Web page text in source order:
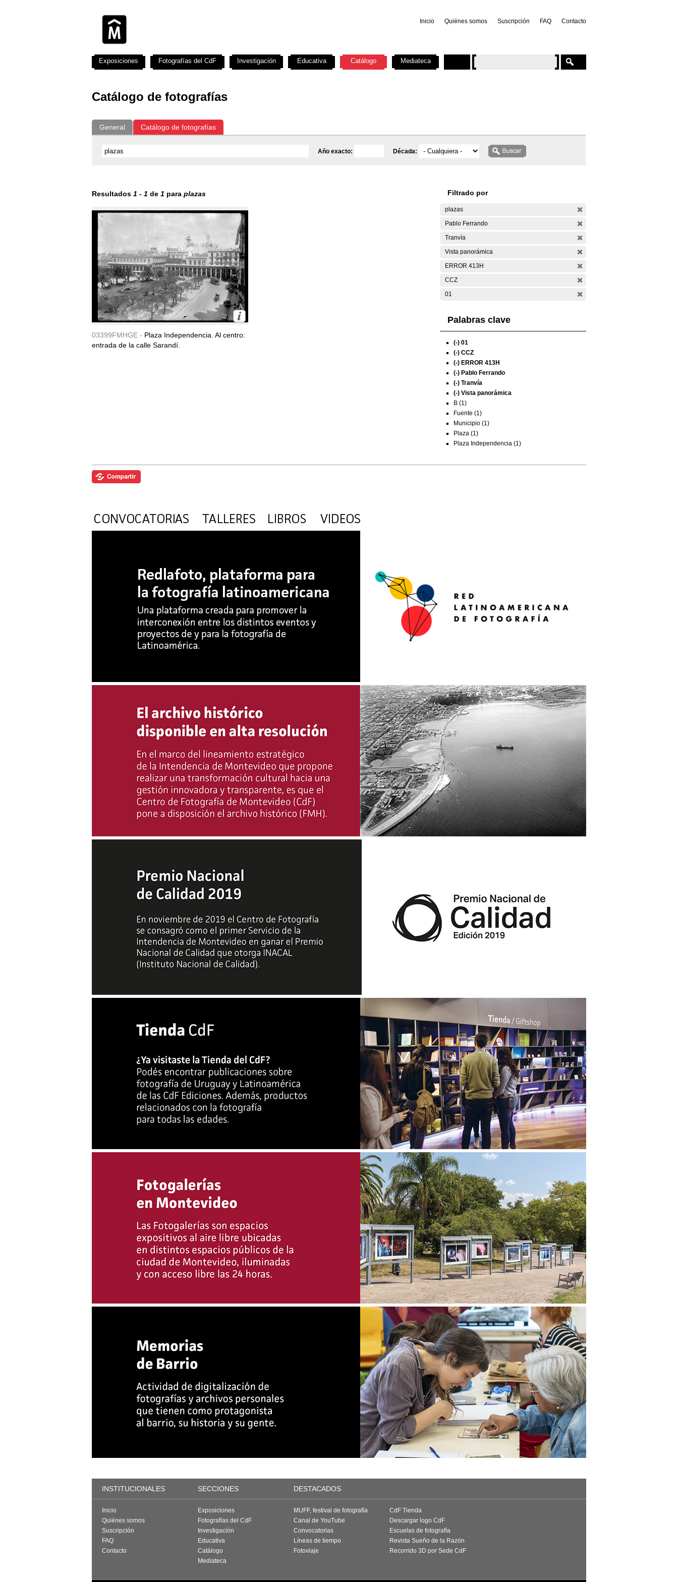
Inicio Quiénes somos Suscripción FAQ Contacto
Catálogo de fotografías
General Catálogo de fotografías
Año exacto: Década:
Resultados 1 - 1 de 1 para plazas
03399FMHGE - Plaza Independencia. Al centro:
entrada de la calle Sarandí.
Filtrado por
plazas
Pablo Ferrando
Tranvía
Vista panorámica
ERROR 413H
CCZ
01
Palabras clave
(-) 01
(-) CCZ
(-) ERROR 413H
(-) Pablo Ferrando
(-) Tranvía
(-) Vista panorámica
B (1)
Fuente (1)
Municipio (1)
Plaza (1)
Plaza Independencia (1)
Exposiciones Fotografías del CdF Investigación Educativa Catálogo Mediateca
INSTITUCIONALES SECCIONES DESTACADOS
Inicio
Quiénes somos
Suscripción
FAQ
Contacto
Exposiciones
Fotografías del CdF
Investigación
Educativa
Catálogo
Mediateca
MUFF, festival de fotografía
Canal de YouTube
Convocatorias
Líneas de tiempo
Fotoviaje
CdF Tienda
Descargar logo CdF
Escuelas de fotografía
Revista Sueño de la Razón
Recorrido 3D por Sede CdF